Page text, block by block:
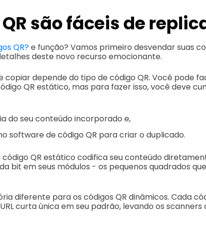
são fáceis de
QR?e função? Vamos primeiro desvendar suas
deste novo recurso emocionante.
copiar depende do tipo de código QR. Você pode
QR estático, mas para fazer isso, você deve
do seu conteúdo incorporado e,
software de código QR para criar o duplicado.
QR estático codifica seu conteúdo
bit em seus módulos - os pequenos quadrados
diferente para os códigos QR dinâmicos. Cada
curta única em seu padrão, levando os scanners